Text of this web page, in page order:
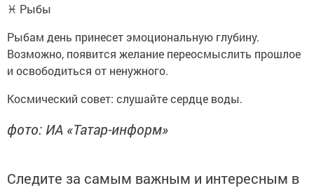
♓ Рыбы
Рыбам день принесет эмоциональную глубину.
Возможно, появится желание переосмыслить прошлое
и освободиться от ненужного.
Космический совет: слушайте сердце воды.
фото: ИА «Татар-информ»
Следите за самым важным и интересным в